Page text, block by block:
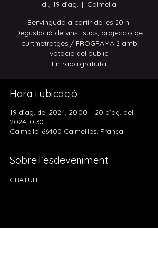
dl., 19 d’ag.
  |
Calmella
Benvinguda a partir de les 20 h.
Degustació de vins i sucs, projecció de
curtmetratges / PROGRAMA 2 amb
votació del públic
Entrada gratuïta
Hora i ubicació
19 d’ag. del 2024, 20:00 – 20 d’ag. del
2024, 0:30
Calmella, 66400 Calmeilles, França
Sobre l'esdeveniment
GRATUIT